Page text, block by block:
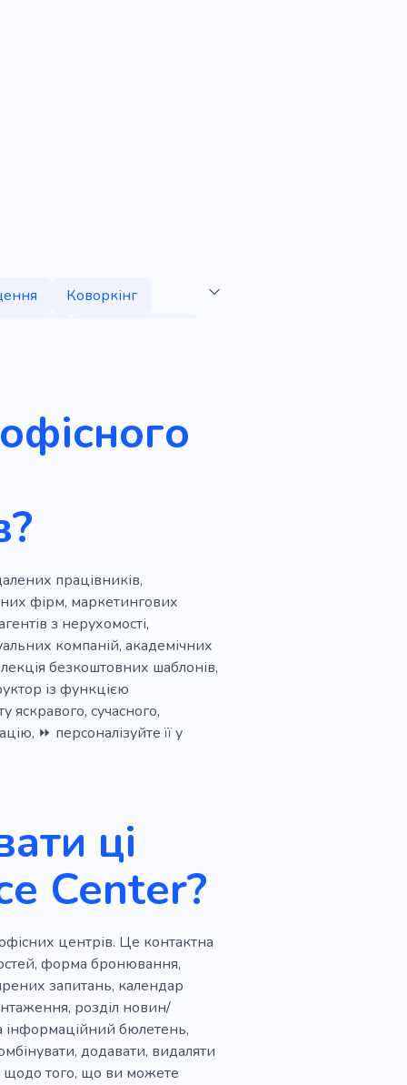
Коворкінг
Столи
працівників,
фірм, маркетингових
з нерухомості,
компаній, академічних
безкоштовних шаблонів,
із функцією
сучасного,
⏩ персоналізуйте її у
ці
Center?
центрів. Це контактна
форма бронювання,
запитань, календар
розділ новин/
інформаційний бюлетень,
додавати, видаляти
щодо того, що ви можете